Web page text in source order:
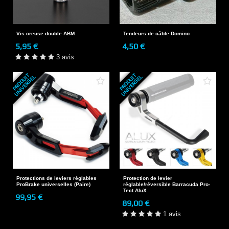
Vis creuse double ABM
5,95 €
3 avis
Tendeurs de câble Domino
4,50 €
P
R
O
D
U
I
T
U
N
I
V
E
R
S
E
L
Protections de leviers réglables
ProBrake universelles (Paire)
99,95 €
P
R
O
D
U
I
T
U
N
I
V
E
R
S
E
L
Protection de levier
réglable/réversible Barracuda Pro-
Tect AluX
89,00 €
1 avis